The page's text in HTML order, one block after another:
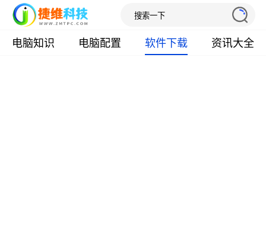
电脑知识 电脑配置 软件下载 资讯大全